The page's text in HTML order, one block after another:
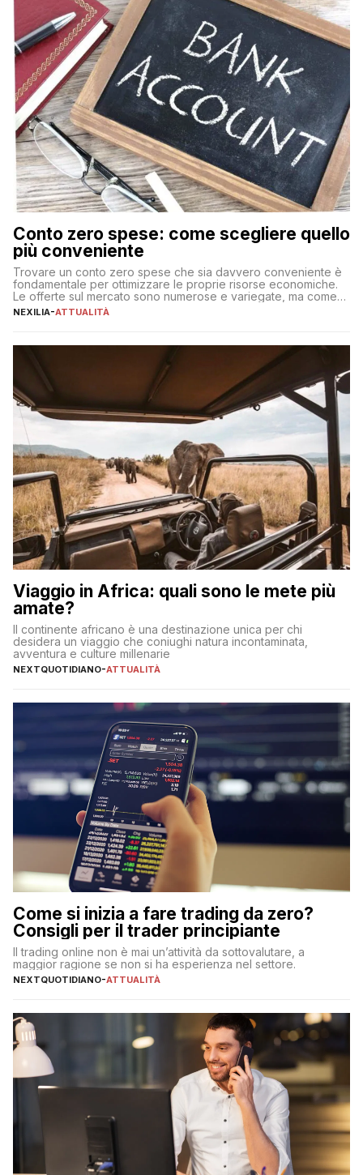
Conto zero spese: come scegliere quello
più conveniente
Trovare un conto zero spese che sia davvero conveniente è
fondamentale per ottimizzare le proprie risorse economiche.
Le offerte sul mercato sono numerose e variegate, ma come
individuare quella più adatta alle proprie esigenze senza
sul […]
NEXILIA-ATTUALITÀ
Viaggio in Africa: quali sono le mete più
amate?
Il continente africano è una destinazione unica per chi
desidera un viaggio che coniughi natura incontaminata,
avventura e culture millenarie
NEXTQUOTIDIANO-ATTUALITÀ
Come si inizia a fare trading da zero?
Consigli per il trader principiante
Il trading online non è mai un’attività da sottovalutare, a
maggior ragione se non si ha esperienza nel settore.
NEXTQUOTIDIANO-ATTUALITÀ